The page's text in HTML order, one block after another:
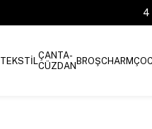
4
TEKSTİLÇANTA-
CÜZDANBROŞCHARM